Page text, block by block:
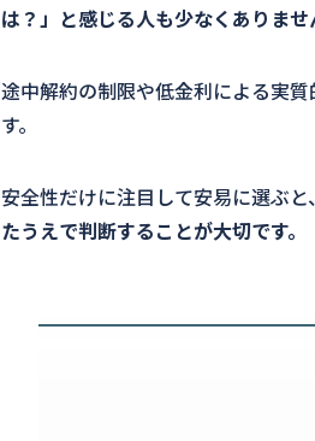
は？」と感じる人も少なくありませ
途中解約の制限や低金利による実
す。
安全性だけに注目して安易に選ぶ
たうえで判断することが大切です。